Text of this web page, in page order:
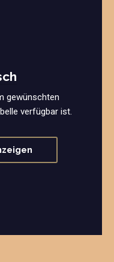
gewünschten
verfügbar ist.